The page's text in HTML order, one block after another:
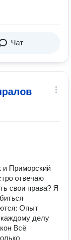
Чат
и Приморский
отвечаю
свои права? Я
Опыт
делу
Всё